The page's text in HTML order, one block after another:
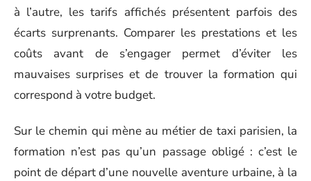
à l’autre, les tarifs affichés présentent parfois des
écarts surprenants. Comparer les prestations et les
coûts avant de s’engager permet d’éviter les
mauvaises surprises et de trouver la formation qui
correspond à votre budget.
Sur le chemin qui mène au métier de taxi parisien, la
formation n’est pas qu’un passage obligé : c’est le
point de départ d’une nouvelle aventure urbaine, à la